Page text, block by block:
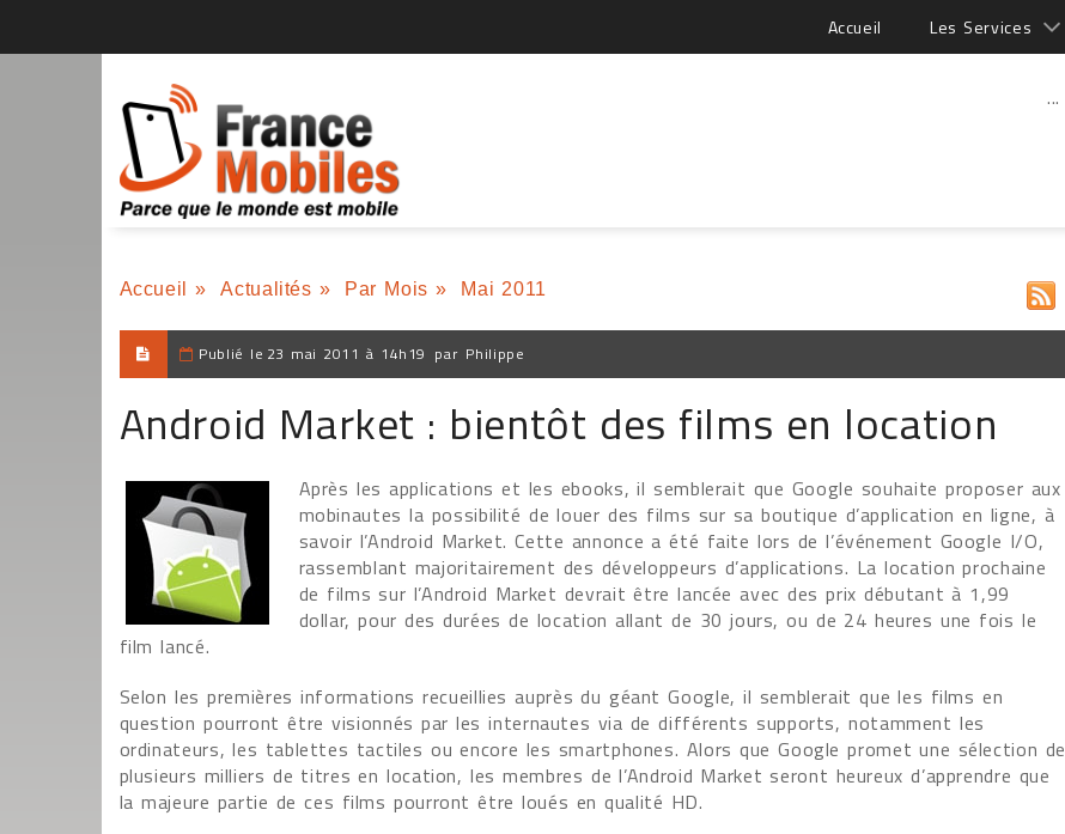
Accueil Les Services
...
Accueil » Actualités » Par Mois » Mai 2011
Publié le 23 mai 2011 à 14h19 par Philippe
Android Market : bientôt des films en location
Après les applications et les ebooks, il semblerait que Google souhaite proposer aux
mobinautes la possibilité de louer des films sur sa boutique d’application en ligne, à
savoir l’Android Market. Cette annonce a été faite lors de l’événement Google I/O,
rassemblant majoritairement des développeurs d’applications. La location prochaine
de films sur l’Android Market devrait être lancée avec des prix débutant à 1,99
dollar, pour des durées de location allant de 30 jours, ou de 24 heures une fois le
film lancé.
Selon les premières informations recueillies auprès du géant Google, il semblerait que les films en
question pourront être visionnés par les internautes via de différents supports, notamment les
ordinateurs, les tablettes tactiles ou encore les smartphones. Alors que Google promet une sélection de
plusieurs milliers de titres en location, les membres de l’Android Market seront heureux d’apprendre que
la majeure partie de ces films pourront être loués en qualité HD.